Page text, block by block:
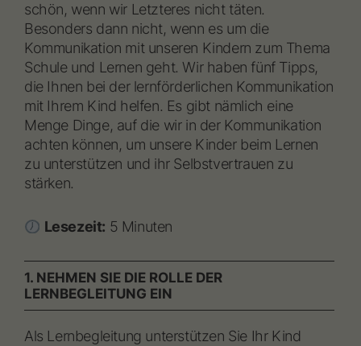
schön, wenn wir Letzteres nicht täten.
Besonders dann nicht, wenn es um die
Kommunikation mit unseren Kindern zum Thema
Schule und Lernen geht. Wir haben fünf Tipps,
die Ihnen bei der lernförderlichen Kommunikation
mit Ihrem Kind helfen. Es gibt nämlich eine
Menge Dinge, auf die wir in der Kommunikation
achten können, um unsere Kinder beim Lernen
zu unterstützen und ihr Selbstvertrauen zu
stärken.
Lesezeit: 5 Minuten
1. NEHMEN SIE DIE ROLLE DER
LERNBEGLEITUNG EIN
Als Lernbegleitung unterstützen Sie Ihr Kind